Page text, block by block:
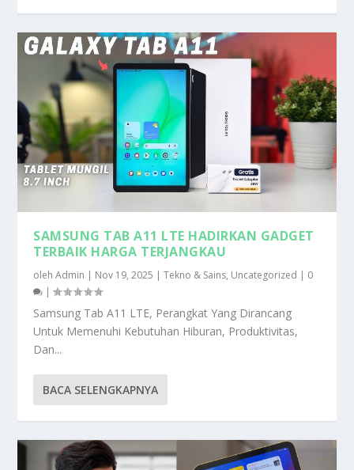
SAMSUNG TAB A11 LTE HADIRKAN GADGET
TERBAIK HARGA TERJANGKAU
olehAdmin | Nov 19, 2025 |Tekno & Sains, Uncategorized | 0
|
Samsung Tab A11 LTE, Perangkat Yang Dirancang
Untuk Memenuhi Kebutuhan Hiburan, Produktivitas,
Dan...
BACA SELENGKAPNYA